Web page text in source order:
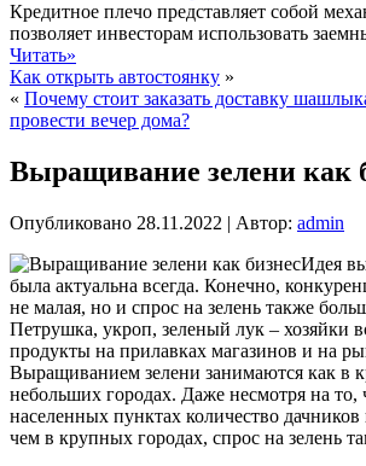
Кредитное плечо представляет собой
позволяет инвесторам использовать
Читать»
Как открыть автостоянку »
« Почему стоит заказать доставку
провести вечер дома?
Выращивание зелени как
Опубликовано 28.11.2022 | Автор: admin
Идея
была актуальна всегда. Конечно,
не малая, но и спрос на зелень также
Петрушка, укроп, зеленый лук – хозяйки
продукты на прилавках магазинов и на
Выращиванием зелени занимаются как в
небольших городах. Даже несмотря на то,
населенных пунктах количество дачников
чем в крупных городах, спрос на зелень